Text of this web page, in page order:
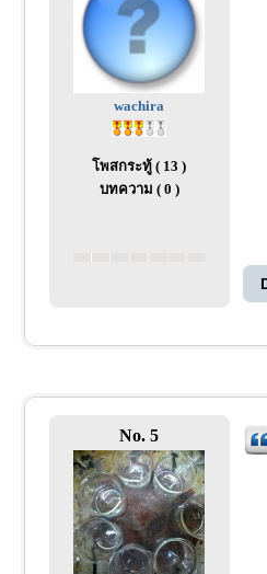
wachira
โพสกระทู้ ( 13 )
บทความ ( 0 )
No. 5